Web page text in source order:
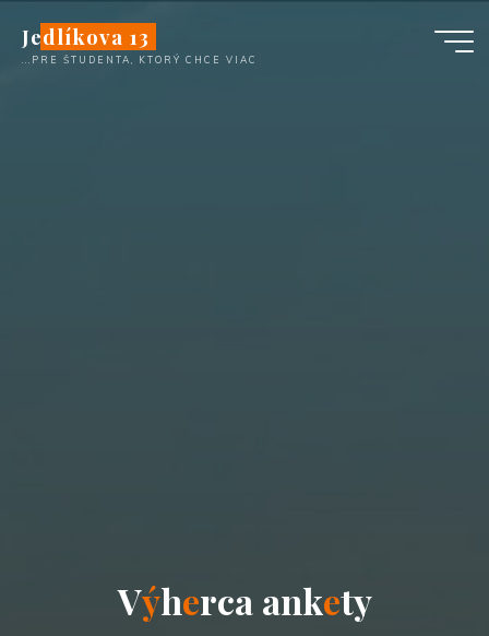
content
Jedlíkova 13
...PRE ŠTUDENTA, KTORÝ CHCE VIAC
Výherca ankety